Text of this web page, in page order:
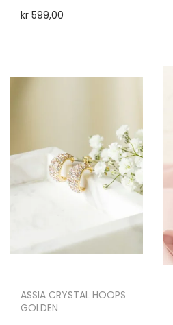
kr 599,00
ASSIA CRYSTAL HOOPS
GOLDEN